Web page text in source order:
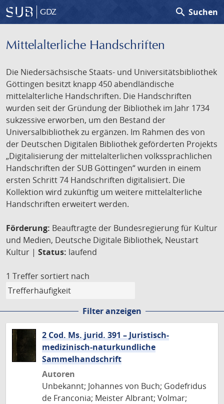
GDZ search Suchen
Mittelalterliche Handschriften
Die Niedersächsische Staats- und Universitätsbibliothek
Göttingen besitzt knapp 450 abendländische
mittelalterliche Handschriften. Die Handschriften
wurden seit der Gründung der Bibliothek im Jahr 1734
sukzessive erworben, um den Bestand der
Universalbibliothek zu ergänzen. Im Rahmen des von
der Deutschen Digitalen Bibliothek geförderten Projekts
„Digitalisierung der mittelalterlichen volkssprachlichen
Handschriften der SUB Göttingen“ wurden in einem
ersten Schritt 74 Handschriften digitalisiert. Die
Kollektion wird zukünftig um weitere mittelalterliche
Handschriften erweitert werden.
Förderung: Beauftragte der Bundesregierung für Kultur
und Medien, Deutsche Digitale Bibliothek, Neustart
Kultur | Status: laufend
1 Treffer sortiert nach
Filter anzeigen
2 Cod. Ms. jurid. 391 – Juristisch-
medizinisch-naturkundliche
Sammelhandschrift
Autoren
Unbekannt; Johannes von Buch; Godefridus
de Franconia; Meister Albrant; Volmar;